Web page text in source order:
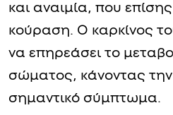
και αναιμία, που
κούραση. Ο καρκίνος
να επηρεάσει το
σώματος, κάνοντας
σημαντικό σύμπτωμα.